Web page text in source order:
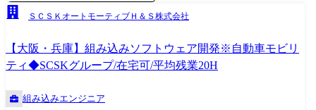
メーカー(サプライヤ)が開発する自動運転や電動化技術など先端技術のソ
計、実装、検証業務をSCSKプロジェクトチームと連携しながら担当して
頂きます。 また、開発業務は基本チーム単位で行います。開発チームに
より出社状況等異なりますが、お客様先に出社する場合も含めると週3～
ン上や出社時に会う機会があり、チーム外のメンバーとも毎月1回全社会
ＳＣＳＫオートモーティブＨ＆Ｓ株式会社
【大阪・兵庫】組み込みソフトウェア開発※自動車モビリ
ティ◆SCSKグループ/在宅可/平均残業20H
組み込みエンジニア